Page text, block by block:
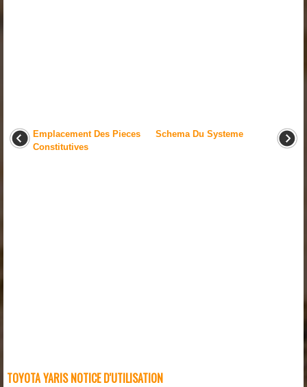
Emplacement Des Pieces
Constitutives
Schema Du Systeme
TOYOTA YARIS NOTICE D'UTILISATION